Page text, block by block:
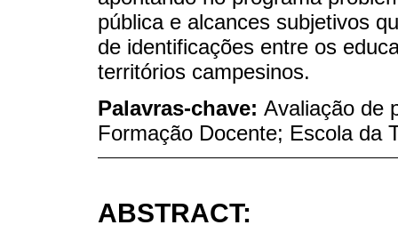
pública e alcances subjetivos
de identificações entre os
territórios campesinos.
Palavras-chave: Avaliação de
Formação Docente; Escola da
ABSTRACT: